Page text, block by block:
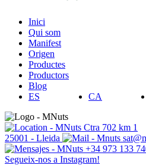
Inici
Qui som
Manifest
Origen
Productes
Productors
Blog
ES
CA
Ctra 702 km 1
25001 - Lleida
+34 973 133
Segueix-nos a Instagram!